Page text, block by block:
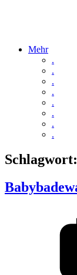
Mehr
.
.
.
.
.
.
.
.
Schlagwort: